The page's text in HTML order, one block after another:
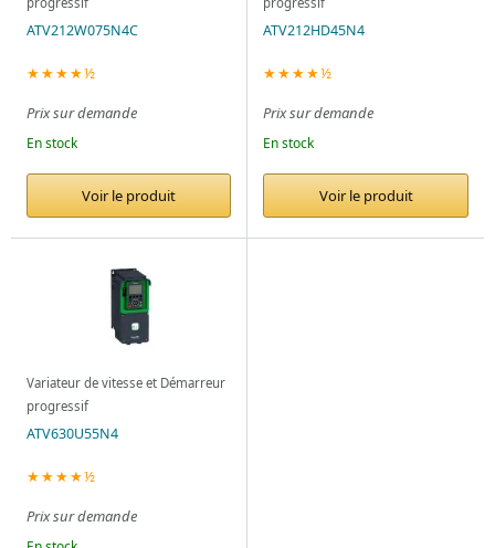
ATV212W075N4C
★★★★½
Prix sur demande
En stock
Voir le produit
ATV212HD45N4
★★★★½
Prix sur demande
En stock
Voir le produit
Variateur de vitesse et Démarreur
progressif
ATV630U55N4
★★★★½
Prix sur demande